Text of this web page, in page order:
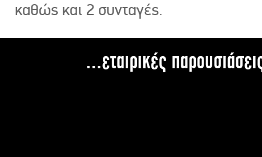
καθώς και 2 συνταγές.
...εταιρικές